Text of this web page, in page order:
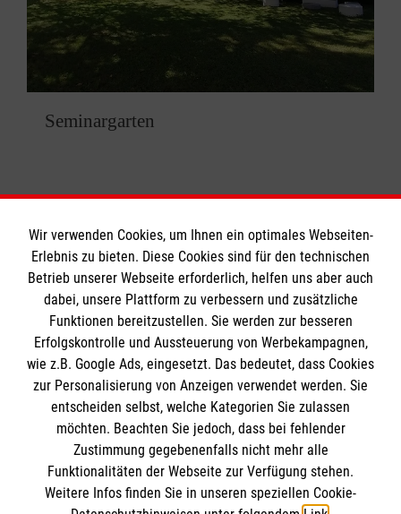
Seminargarten
Informationen
Impressum
Datenschutz
Kontakt
Barrierefreiheit
Die Malteser
Malteser in Deutschland
Malteserorden
Sharepoint
Spendenkonto
Wir verwenden Cookies, um Ihnen ein optimales Webseiten-
Erlebnis zu bieten. Diese Cookies sind für den technischen
Betrieb unserer Webseite erforderlich, helfen uns aber auch
dabei, unsere Plattform zu verbessern und zusätzliche
Funktionen bereitzustellen. Sie werden zur besseren
Erfolgskontrolle und Aussteuerung von Werbekampagnen,
wie z.B. Google Ads, eingesetzt. Das bedeutet, dass Cookies
zur Personalisierung von Anzeigen verwendet werden. Sie
entscheiden selbst, welche Kategorien Sie zulassen
möchten. Beachten Sie jedoch, dass bei fehlender
Zustimmung gegebenenfalls nicht mehr alle
Funktionalitäten der Webseite zur Verfügung stehen.
Weitere Infos finden Sie in unseren speziellen Cookie-